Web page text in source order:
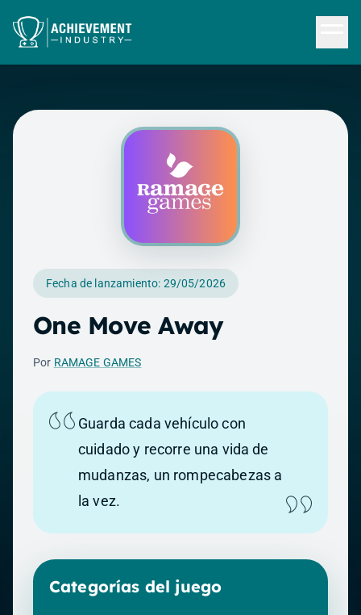
Fecha de lanzamiento: 29/05/2026
One Move Away
Por RAMAGE GAMES
Guarda cada vehículo con
cuidado y recorre una vida de
mudanzas, un rompecabezas a
la vez.
Categorías del juego